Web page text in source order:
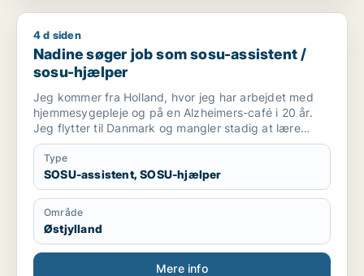
Nadine søger job som sosu-assistent / sosu-hjælper
4 d siden
Nadine søger job som sosu-assistent /
sosu-hjælper
Jeg kommer fra Holland, hvor jeg har arbejdet med
hjemmesygepleje og på en Alzheimers-café i 20 år.
Jeg flytter til Danmark og mangler stadig at lære
sproget godt, før jeg kan arbejde som sygeplejerske.
Type
SOSU-assistent, SOSU-hjælper
Område
Østjylland
Mere info